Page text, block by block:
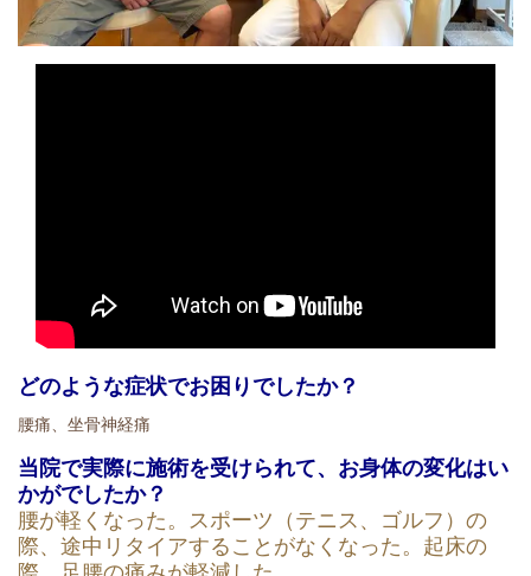
どのような症状でお困りでしたか？
腰痛、坐骨神経痛
当院で実際に施術を受けられて、お身体の変化はい
かがでしたか？
腰が軽くなった。スポーツ（テニス、ゴルフ）の
際、途中リタイアすることがなくなった。起床の